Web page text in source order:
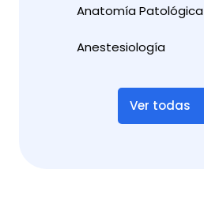
Anatomía Patológica
Anestesiología
Ver todas